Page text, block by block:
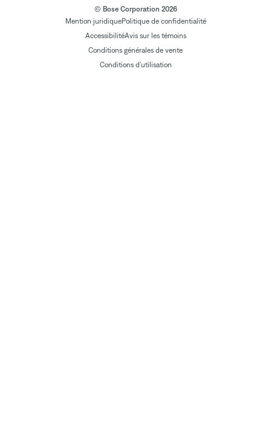
© Bose Corporation 2026
Mention juridiquePolitique de confidentialité
AccessibilitéAvis sur les témoins
Conditions générales de vente
Conditions d'utilisation